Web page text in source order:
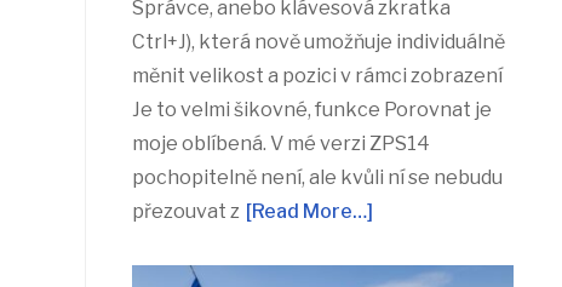
Správce, anebo klávesová zkratka
Ctrl+J), která nově umožňuje individuálně
měnit velikost a pozici v rámci zobrazení
Je to velmi šikovné, funkce Porovnat je
moje oblíbená. V mé verzi ZPS14
pochopitelně není, ale kvůli ní se nebudu
přezouvat z [Read More…]